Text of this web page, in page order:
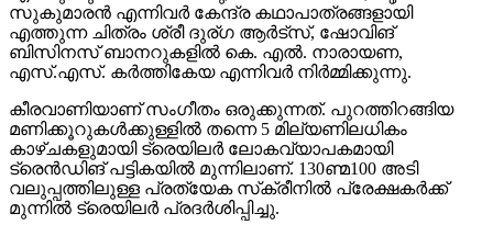
സുകുമാരന്‍ എന്നിവര്‍ കേന്ദ്ര കഥാപാത്രങ്ങളായി
എത്തുന്ന ചിത്രം ശ്രീ ദുര്ഗ ആര്‍ട്‌സ്, ഷോവിങ്
ബിസിനസ് ബാനറുകളില്‍ കെ. എല്‍. നാരായണ,
എസ്.എസ്. കര്‍ത്തികേയ എന്നിവര്‍ നിര്‍മ്മിക്കുന്നു.
കീരവാണിയാണ് സംഗീതം ഒരുക്കുന്നത്. പുറത്തിറങ്ങിയ
മണിക്കൂറുകള്‍ക്കുള്ളില്‍ തന്നെ 5 മില്യണിലധികം
കാഴ്ചകളുമായി ട്രെയിലര്‍ ലോകവ്യാപകമായി
ട്രെന്‍ഡിങ് പട്ടികയില്‍ മുന്നിലാണ്. 130ണ്മ100 അടി
വലുപ്പത്തിലുള്ള പ്രത്യേക സ്‌ക്രീനില്‍ പ്രേക്ഷകര്‍ക്ക്
മുന്നില്‍ ട്രെയിലര്‍ പ്രദര്‍ശിപ്പിച്ചു.